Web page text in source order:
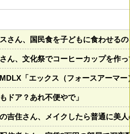
スさん、国民食を子どもに食わせる
さん、文化祭でコーヒーカップを
MDLX「エックス（フォースアーマ
ドア？あれ不便やで」
の吉住さん、メイクしたら普通に